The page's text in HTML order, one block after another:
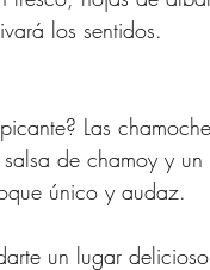
los sentidos.
Las
de chamoy y
único y audaz.
un lugar